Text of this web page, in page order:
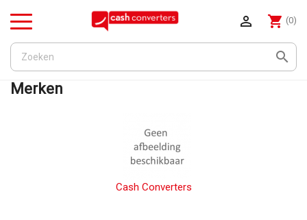

shopping_cart (0)

Menu
Merken
Cash Converters